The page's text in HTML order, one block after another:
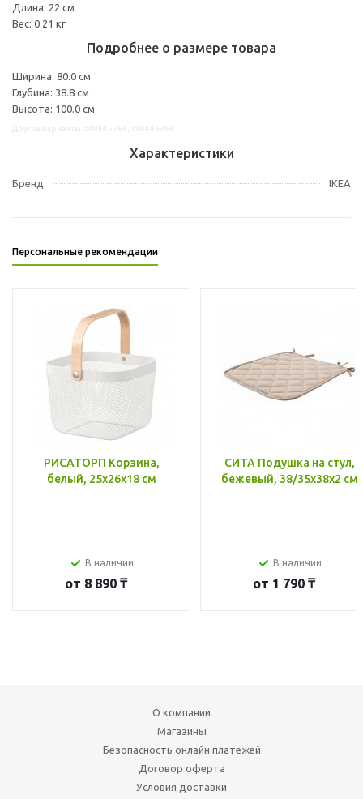
Длина: 22 см
Вес: 0.21 кг
Подробнее о размере товара
Ширина: 80.0 см
Глубина: 38.8 см
Высота: 100.0 см
Характеристики
Бренд IKEA
Персональные рекомендации
РИСАТОРП Корзина,
белый, 25x26x18 см
В наличии
от 8 890 ₸
СИТА Подушка на стул,
бежевый, 38/35x38x2 см
В наличии
от 1 790 ₸
О компании
Магазины
Безопасность онлайн платежей
Договор оферта
Условия доставки